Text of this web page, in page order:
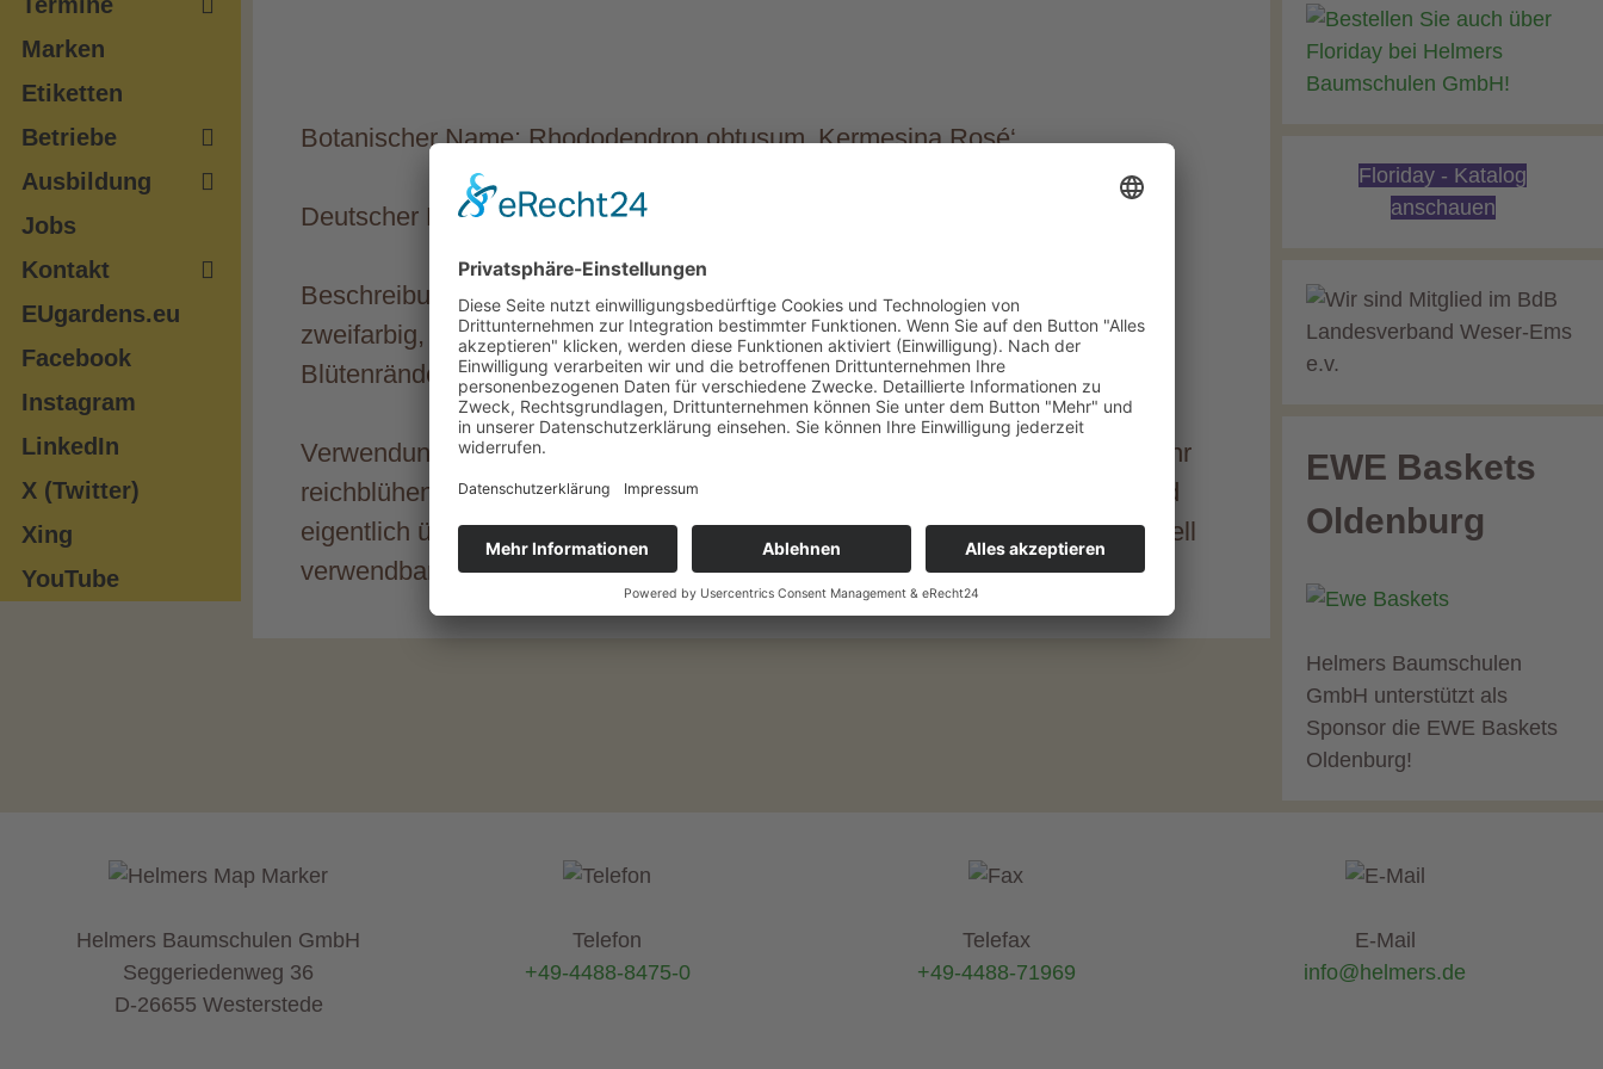
Botanischer Name: Rhododendron obtusum ‚Kermesina Rosé‘
Deutscher Name: Japanische Azalee Kermesina Rosé
Beschreibung: Kompakter Wuchs, Blüte kleinblumig. Die Blütenfarbe ist
zweifarbig, die Mitte der Blütenblätter sind rosarot, nach außen sind die
Blütenränder weiß. Sehr gut winterharte und reichblühende Sorte.
Verwendungszweck: Sehr schöne und robuste japanische Azalee. Jedes Jahr
reichblühend. Ideal zur Grabbepflanzung, für Heidegärten, Balkonkästen und
eigentlich überall, wo eine kompakte japanische Azalee Platz findet (universell
verwendbar).
Marken
Etiketten
Betriebe
Ausbildung
Jobs
Kontakt
EUgardens.eu
Facebook
Instagram
LinkedIn
X (Twitter)
Xing
YouTube
Floriday - Katalog
anschauen
EWE Baskets
Oldenburg
Helmers Baumschulen
GmbH unterstützt als
Sponsor die EWE Baskets
Oldenburg!
Helmers Baumschulen GmbH
Seggeriedenweg 36
D-26655 Westerstede
Telefon
+49-4488-8475-0
Telefax
+49-4488-71969
E-Mail
info@helmers.de